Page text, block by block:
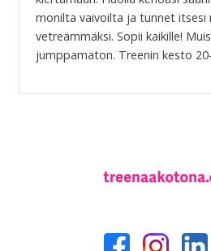
monilta vaivoilta ja tunnet itsesi
vetreämmäksi. Sopii kaikille!
jumppamaton. Treenin kesto